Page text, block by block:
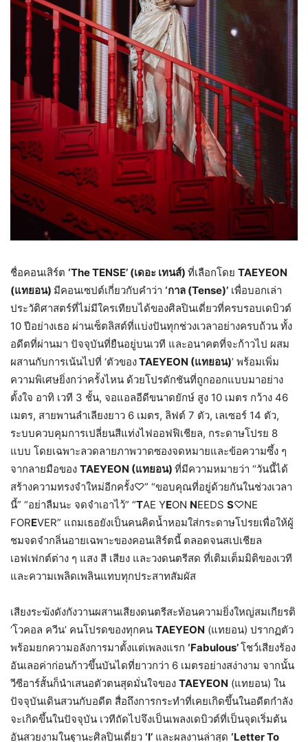
ชื่อคอนเสิร์ต ‘The TENSE’ (เดอะ เทนส์) ที่เลือกโดย TAEYEON
(แทยอน) มีคอนเซปต์เกี่ยวกับคำว่า ‘กาล (Tense)’ เพื่อบอกเล่า
ประวัติศาสตร์ที่ไม่มีใครเทียบได้ของศิลปินเดี่ยวที่ครบรอบเดบิวต์
10 ปีอย่างเธอ ผ่านเซ็ตลิสต์ที่แบ่งปันทุกช่วงเวลาอย่างครบถ้วน ทั้ง
อดีตที่ผ่านมา ปัจจุบันที่ยืนอยู่บนเวที และอนาคตที่จะก้าวไป ผสม
ผสานกับการเน้นไปที่ ‘ตัวของTAEYEON (แทยอน)’ พร้อมเพิ่ม
ความพิเศษยิ่งกว่าครั้งไหน ด้วยโปรดักชันที่ถูกออกแบบมาอย่าง
ตั้งใจ อาทิ เวที 3 ชั้น, จอแอลอีดีขนาดยักษ์ สูง 10 เมตร กว้าง 46
เมตร, สายพานลำเลียงยาว 6 เมตร, ลิฟต์ 7 ตัว, เลเซอร์ 14 ตัว,
ระบบควบคุมการเปลี่ยนสีแท่งไฟออฟฟิเชียล, กระดาษโปรย 8
แบบ โดยเฉพาะลวดลายภาพวาดซองจดหมายและข้อความซึ้ง ๆ
จากลายมือของ TAEYEON (แทยอน) ที่มีความหมายว่า “วันนี้ได้
สร้างความทรงจำใหม่อีกครั้ง♡” “ขอบคุณที่อยู่ด้วยกันในช่วงเวลา
นี้” “อย่าลืมนะ จดจำเอาไว้” “TAE YEON NEEDS S♡NE
FOREVER” แถมเธอยังเป็นคนคิดน้ำหอมใส่กระดาษโปรยเพื่อให้ผู้
ชมจดจำกลิ่นอายเฉพาะของคอนเสิร์ตนี้ ตลอดจนสเปเชียล
เอฟเฟกต์ต่าง ๆ แสง สี เสียง และวงดนตรีสด ที่เติมเต็มมิติของเวที
และความเพลิดเพลินแทบทุกประสาทสัมผัส
เสียงระฆังดังกังวานผสานเสียงดนตรีสะท้อนความยิ่งใหญ่สมเกียรติ
‘โวคอล ควีน’ คนโปรดของทุกคน TAEYEON (แทยอน) ปรากฏตัว
พร้อมยกความอลังการมาตั้งแต่เพลงแรก ‘Fabulous’โชว์เสียงร้อง
อันเลอค่าก่อนก้าวขึ้นบันไดที่ยาวกว่า 6 เมตรอย่างสง่างาม จากนั้น
วีซีอาร์สั้นก็นำเสนอตัวตนสุดมั่นใจของ TAEYEON (แทยอน) ใน
ปัจจุบันเดินสวนกับอดีต สื่อถึงการกระทำที่เคยเกิดขึ้นในอดีตกำลัง
จะเกิดขึ้นในปัจจุบัน เวทีถัดไปจึงเป็นเพลงเดบิวต์ที่เป็นจุดเริ่มต้น
อันสวยงามในฐานะศิลปินเดี่ยว ‘I’ และผลงานล่าสุด ‘Letter To